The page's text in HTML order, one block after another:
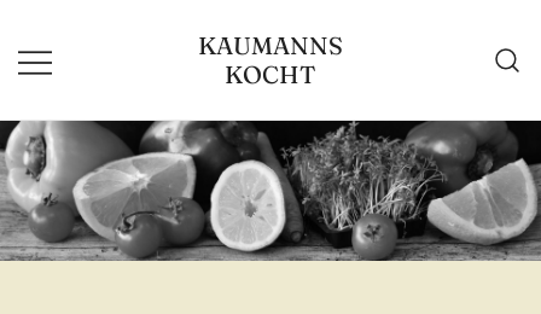
Inhalt
springen
KAUMANNS
KOCHT